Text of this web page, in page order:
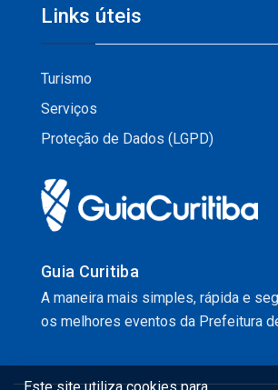
Links úteis
Turismo
Serviços
Proteção de Dados (LGPD)
Guia Curitiba
A maneira mais simples, rápida e
os melhores eventos da Prefeitura